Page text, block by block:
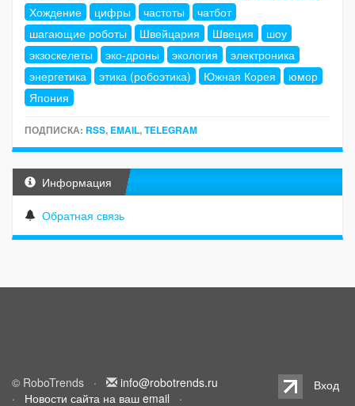
Хождение
цифры частоты
чатбот
шагающие роботы
Швейцария Швеция
шоу
экзоскелеты
эко-дроны экология
электроника
энергетика
этика (робоэтика) Южная Корея
юмор
Япония
ПОДПИСКА: RSS, EMAIL,TELEGRAM
Информация
Обратная связь
© RoboTrends ·
info@robotrends.ru
· Новости сайта на ваш email ·
Вход